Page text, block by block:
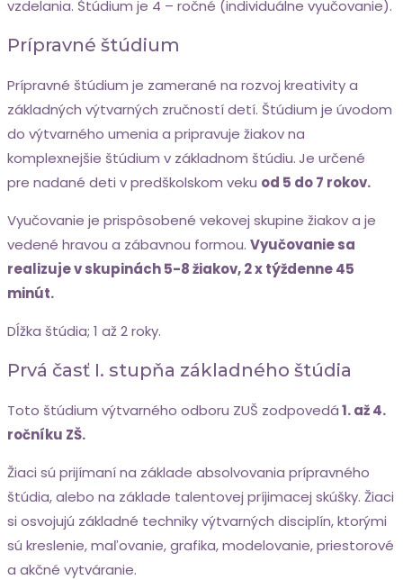
vzdelania. Štúdium je 4 – ročné (individuálne vyučovanie).
Prípravné štúdium
Prípravné štúdium je zamerané na rozvoj kreativity a
základných výtvarných zručností detí. Štúdium je úvodom
do výtvarného umenia a pripravuje žiakov na
komplexnejšie štúdium v základnom štúdiu.Je určené
pre nadané deti v predškolskom veku od 5 do 7 rokov.
Vyučovanie je prispôsobené vekovej skupine žiakov a je
vedené hravou a zábavnou formou. Vyučovanie sa
realizuje v skupinách 5-8 žiakov, 2 x týždenne 45
minút.
Dĺžka štúdia; 1 až 2 roky.
Prvá časť I. stupňa základného štúdia
Toto štúdium výtvarného odboru ZUŠ zodpovedá1. až 4.
ročníku ZŠ.
Žiaci sú prijímaní na základe absolvovania prípravného
štúdia, alebo na základe talentovej príjimacej skúšky. Žiaci
si osvojujú základné techniky výtvarných disciplín, ktorými
sú kreslenie, maľovanie, grafika, modelovanie, priestorové
a akčné vytváranie.